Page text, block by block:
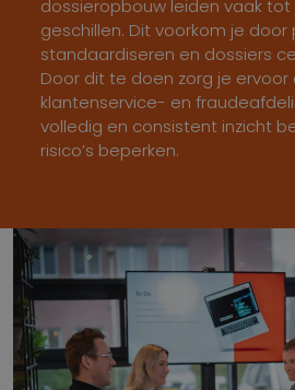
dossieropbouw leiden vaak tot
geschillen. Dit voorkom je
standaardiseren en dossiers
Door dit te doen zorg je ervoor
klantenservice- en
volledig en consistent inzicht
risico’s beperken.